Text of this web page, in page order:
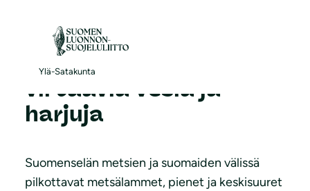
Ylä-Satakunta
Metsälampia, järviä,
virtaavia vesiä ja
harjuja
Suomenselän metsien ja suomaiden välissä
pilkottavat metsälammet, pienet ja keskisuuret